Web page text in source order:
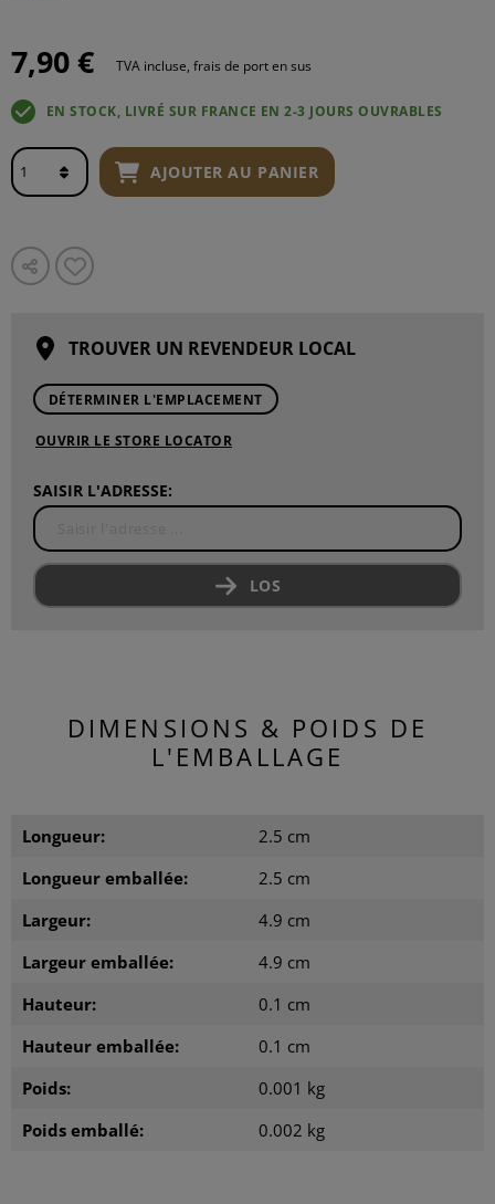
7,90 € TVA incluse, frais de port en sus
EN STOCK, LIVRÉ SUR FRANCE EN 2-3 JOURS OUVRABLES
AJOUTER AU PANIER
TROUVER UN REVENDEUR LOCAL
DÉTERMINER L'EMPLACEMENT
OUVRIR LE STORE LOCATOR
SAISIR L'ADRESSE:
LOS
DIMENSIONS & POIDS DE
L'EMBALLAGE
Longueur:
2.5 cm
Longueur emballée:
2.5 cm
Largeur:
4.9 cm
Largeur emballée:
4.9 cm
Hauteur:
0.1 cm
Hauteur emballée:
0.1 cm
Poids:
0.001 kg
Poids emballé:
0.002 kg